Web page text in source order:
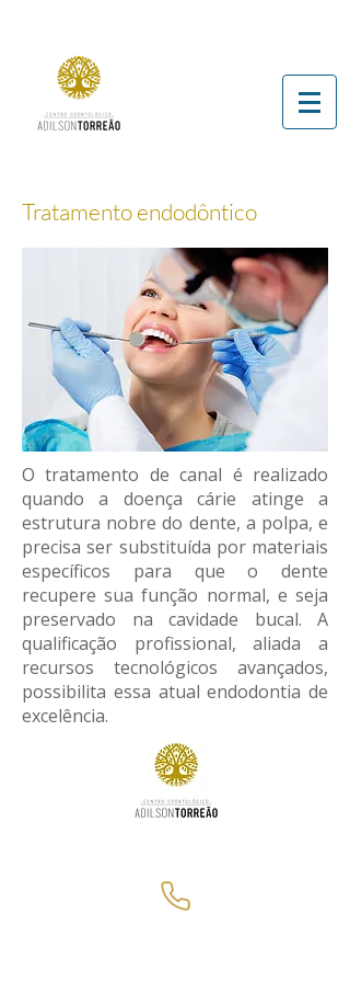
Tratamento endodôntico
O tratamento de canal é realizado
quando a doença cárie atinge a
estrutura nobre do dente, a polpa, e
precisa ser substituída por materiais
específicos para que o dente
recupere sua função normal, e seja
preservado na cavidade bucal. A
qualificação profissional, aliada a
recursos tecnológicos avançados,
possibilita essa atual endodontia de
excelência.